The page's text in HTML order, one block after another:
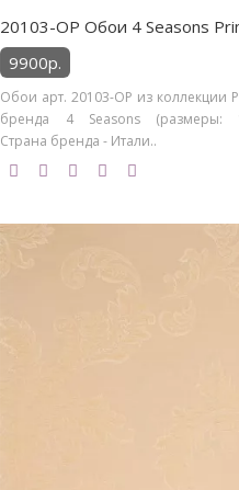
20103-OP Обои 4 Seasons
9900р.
Обои арт. 20103-OP из коллекции
бренда 4 Seasons (размеры:
Страна бренда - Итали..